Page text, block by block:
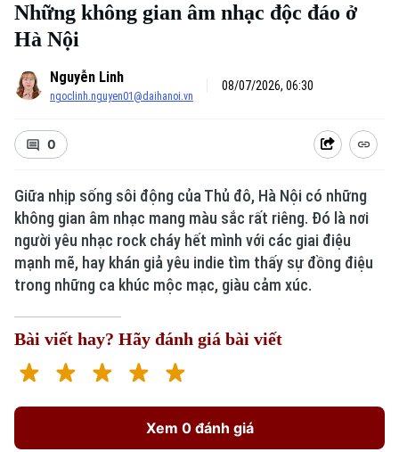
Xu hướng
Những không gian âm nhạc độc đáo ở
Hà Nội
Nguyễn Linh
ngoclinh.nguyen01@daihanoi.vn
08/07/2026, 06:30
0
Giữa nhịp sống sôi động của Thủ đô, Hà Nội có những
không gian âm nhạc mang màu sắc rất riêng. Đó là nơi
người yêu nhạc rock cháy hết mình với các giai điệu
mạnh mẽ, hay khán giả yêu indie tìm thấy sự đồng điệu
trong những ca khúc mộc mạc, giàu cảm xúc.
Bài viết hay? Hãy đánh giá bài viết
Xem 0 đánh giá